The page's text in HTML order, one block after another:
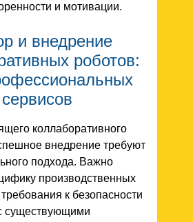
и мотивации.
и внедрение
роботов:
сервисов
коллаборативного
внедрение требуют
подхода. Важно
производственных
к безопасности
существующими